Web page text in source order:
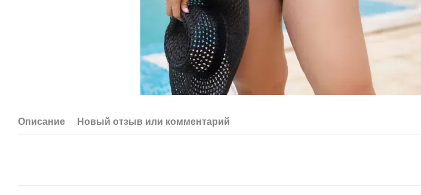
Описание Новый отзыв или комментарий